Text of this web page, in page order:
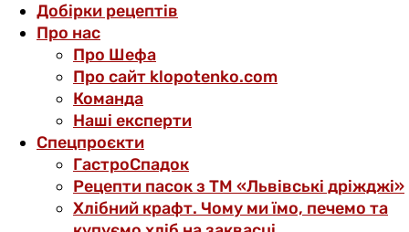
Добірки рецептів
Про нас
Про Шефа
Про сайт klopotenko.com
Команда
Наші експерти
Спецпроєкти
ГастроСпадок
Рецепти пасок з ТМ «Львівські дріжджі»
Хлібний крафт. Чому ми їмо, печемо та